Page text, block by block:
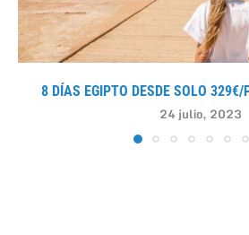
8 DÍAS EGIPTO DESDE SOLO
24 julio, 2023